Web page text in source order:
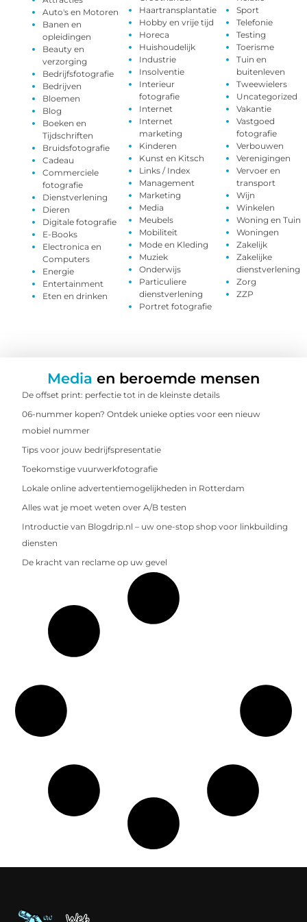
Auto's en Motoren
Banen en
opleidingen
Beauty en
verzorging
Bedrijfsfotografie
Bedrijven
Bloemen
Blog
Boeken en
Tijdschriften
Bruidsfotografie
Cadeau
Commerciele
fotografie
Dienstverlening
Dieren
Digitale fotografie
E-Books
Electronica en
Computers
Energie
Entertainment
Eten en drinken
Haartransplantatie
Hobby en vrije tijd
Horeca
Huishoudelijk
Industrie
Insolventie
Interieur
fotografie
Internet
Internet
marketing
Kinderen
Kunst en Kitsch
Links / Index
Management
Marketing
Media
Meubels
Mobiliteit
Mode en Kleding
Muziek
Onderwijs
Particuliere
dienstverlening
Portret fotografie
Sport
Telefonie
Testing
Toerisme
Tuin en
buitenleven
Tweewielers
Uncategorized
Vakantie
Vastgoed
fotografie
Verbouwen
Verenigingen
Vervoer en
transport
Wijn
Winkelen
Woning en Tuin
Woningen
Zakelijk
Zakelijke
dienstverlening
Zorg
ZZP
Media en beroemde mensen
De offset print: perfectie tot in de kleinste details
06-nummer kopen? Ontdek unieke opties voor een nieuw
mobiel nummer
Tips voor jouw bedrijfspresentatie
Toekomstige vuurwerkfotografie
Lokale online advertentiemogelijkheden in Rotterdam
Alles wat je moet weten over A/B testen
Introductie van Blogdrip.nl – uw one-stop shop voor linkbuilding
diensten
De kracht van reclame op uw gevel